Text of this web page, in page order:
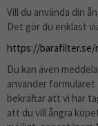
Vill du använda din
Det gör du enklast
https://
Du kan även
använder
bekräftar att vi har
att du vill ångra